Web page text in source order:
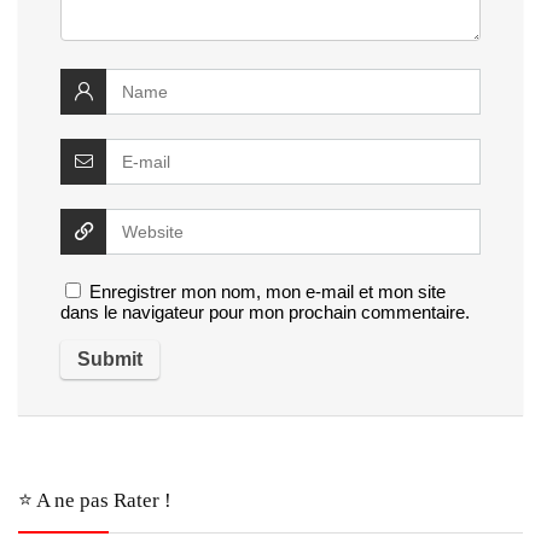
Enregistrer mon nom, mon e-mail et mon site
dans le navigateur pour mon prochain commentaire.
⭐️ A ne pas Rater !